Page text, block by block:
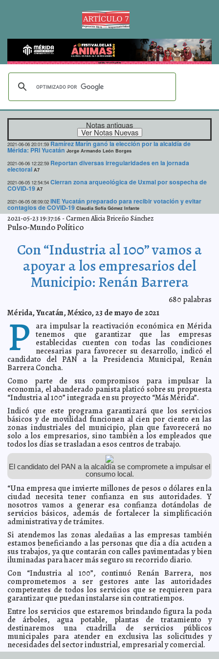
Notas antiguas
2021-06-06 20:01:59 Ramírez Marín ganó la elección por la alcaldía de
Mérida: PRI Yucatán Jorge Armando León Borges
2021-06-06 12:22:59 Reportan diversas irregularidades en la jornada
electoral A7
2021-06-05 12:54:54 Cierran zona arqueológica de Uxmal por sospecha de
COVID-19 A7
2021-06-05 08:09:02 INE Yucatán preparado para recibir votación y evitar
contagios de COVID-19 Claudia Sofía Gómez Infante
2021-06-04 19:32:13 Realizan XX Congreso de Tecnologías de la
Información FIMPESJavier W. López Madera
Coronavirus arriba a Yucatán Laura Aldama
Reprueba CODHEY detención arbitraria de
encuestadores en Dzoncauich Jorge Armando León Borges
2021-06-04 19:08:06 Yucatán cambia a naranja en el semáforo federal
Para tener Más Mérida, el 6 de junio contamos con tu
2021-06-01 21:42:15 Ramírez Marín se compromete en la lucha contra el
cáncer Juan Francisco del Toral
2021-06-01 21:38:11 Mérida la ciudad que vio nacer a Burger King en México
Kamila López
2021-06-01 21:36:04 Totocho se compromete a la transparencia ciudadana
del V distritoLaura Aldama
2021-06-01 21:21:41 Percibe Cecilia Patrón su triunfo en las elecciones de
domingo
2021-05-31 22:03:28 Se adelantará la celebración del Tianguis Turístico 2021
en Mérida Carmen Alicia Briceño Sánchez
Pactan candidatos del PAN compromiso con la paridad
de género Carmen Alicia Briceño Sánchez
2021-05-31 21:53:55 Desde el Ayuntamiento continuaremos trabajando para
el empoderamiento de la mujer: Renán Barrera Laura Aldama
2021-05-30 20:04:54 Ya ganamos la campaña, ahora vamos por la elección:
Renán Barrera
2021-05-30 20:02:14 Mérida dará un cuidado de calidad a los animales;
afirma Ramírez Marín Carmen Alicia Briceño Sánchez
Unidas y unidos por un ideal: Consolidar la
transformación en el VII Distrito: Alejandrina León Kamila López
2021-05-30 19:55:21 Domingo naranja con la fuerza de las mujeres en
Movimiento Ciudadano Jorge Armando León Borges
2021-05-29 18:43:07 Preparada la UADY ante temporada de huracanes
2021-05-29 18:40:53 En Los Héroes pactan su voto para Cecilia Patrón
Carmen Alicia Briceño Sánchez
2021-05-29 18:30:18 De ustedes depende el futuro de Mérida, señala Renán
Barrera a primeros votantes Kamila López
2021-05-29 18:25:05 Los jóvenes van por el cambio ¡y cuentan conmigo!,
afirma Ramírez Marín Laura Aldama
2021-05-29 18:19:26 ¡Ya ganamos la campaña y ahora ganaremos la
elección del domingo 6 de junio!: Roberto Rodríguez Sosa
2021-05-28 19:11:51 Científicos y ambientalistas avalan la granja de Chapab
A7
2021-05-28 17:50:03 Mérida está lista para un cambio, afirma Ramírez Marín
Claudia Sofía Gómez Infante
Por amor a todas las artes vamos a impulsar Más
2021-05-23 19:37:16 -Carmen Alicia Briceño Sánchez
Pulso-Mundo Político
Con “Industria al 100” vamos a
apoyar a los empresarios del
Municipio: Renán Barrera
680 palabras
Mérida, Yucatán, México, 23 de mayo de 2021
P ara impulsar la reactivación económica en Mérida
tenemos que garantizar que las empresas
establecidas cuenten con todas las condiciones
necesarias para favorecer su desarrollo, indicó el
candidato del PAN a la Presidencia Municipal, Renán
Barrera Concha.
Como parte de sus compromisos para impulsar la
economía, el abanderado panista platicó sobre su propuesta
“Industria al 100” integrada en su proyecto “Más Mérida”.
Indicó que este programa garantizará que los servicios
básicos y de movilidad funcionen al cien por ciento en las
zonas industriales del municipio, plan que favorecerá no
solo a los empresarios, sino también a los empleados que
todos los días se trasladan a esos centros de trabajo.
El candidato del PAN a la alcaldía se compromete a impulsar el
consumo local.
“Una empresa que invierte millones de pesos o dólares en la
ciudad necesita tener confianza en sus autoridades. Y
nosotros vamos a generar esa confianza dotándolas de
servicios básicos, además de fortalecer la simplificación
administrativa y de trámites.
Si atendemos las zonas aledañas a las empresas también
estamos beneficiando a las personas que día a día acuden a
sus trabajos, ya que contarán con calles pavimentadas y bien
iluminadas para hacer más seguro su recorrido diario.
Con “Industria al 100”, continuó Renán Barrera, nos
comprometemos a ser gestores ante las autoridades
competentes de todos los servicios que se requieren para
garantizar que puedan instalarse sin contratiempos.
Entre los servicios que estaremos brindando figura la poda
de árboles, agua potable, plantas de tratamiento y
destinaremos una cuadrilla de servicios públicos
municipales para atender en exclusiva las solicitudes y
necesidades del sector industrial, empresarial y comercial.